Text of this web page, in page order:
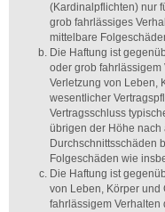
(Kardinalpflichten) nur
grob fahrlässiges
mittelbare
Die Haftung ist
oder grob
Verletzung von Leben,
wesentlicher
Vertragsschluss
übrigen der Höhe nach
Durchschnittsschäden
Folgeschäden wie
Die Haftung ist
von Leben, Körper und
fahrlässigem Verhalten